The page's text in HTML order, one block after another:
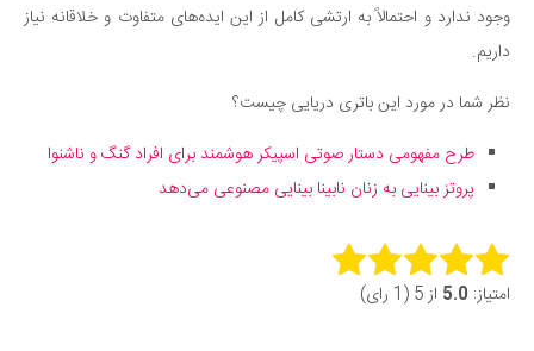
وجود ندارد و احتمالاً به ارتشی کامل از این ایده‌های متفاوت و خلاقانه نیاز
داریم.
نظر شما در مورد این باتری دریایی چیست؟
طرح مفهومی دستار صوتی اسپیکر هوشمند برای افراد گنگ و ناشنوا
پروتز بینایی به زنان نابینا بینایی مصنوعی می‌دهد
Rate this item:
امتیاز: 5.0 از 5 (1 رای)